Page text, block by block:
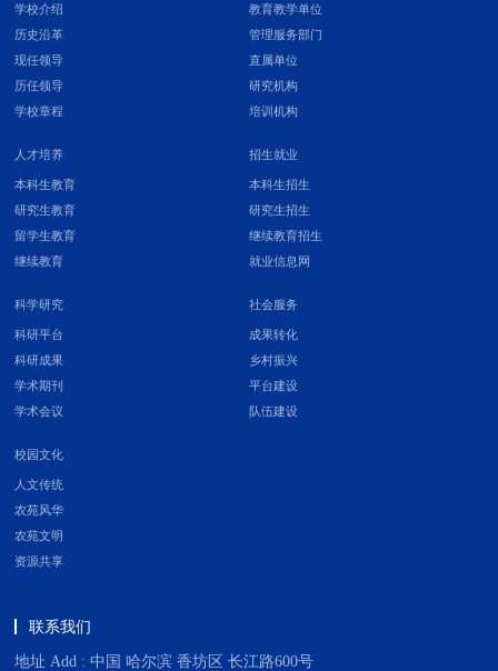
学校介绍
历史沿革
现任领导
历任领导
学校章程
教育教学单位
管理服务部门
直属单位
研究机构
培训机构
人才培养
本科生教育
研究生教育
留学生教育
继续教育
招生就业
本科生招生
研究生招生
继续教育招生
就业信息网
科学研究
科研平台
科研成果
学术期刊
学术会议
社会服务
成果转化
乡村振兴
平台建设
队伍建设
校园文化
人文传统
农苑风华
农苑文明
资源共享
联系我们
地址 Add : 中国 哈尔滨 香坊区 长江路600号